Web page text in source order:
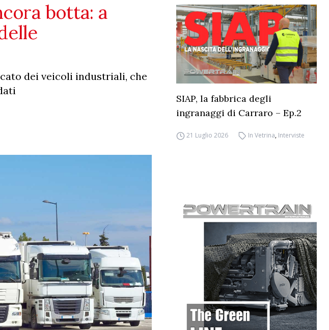
botta: a
dei veicoli industriali, che
SIAP, la fabbrica degli
ingranaggi di Carraro – Ep.2
21 Luglio 2026 In Vetrina, Interviste